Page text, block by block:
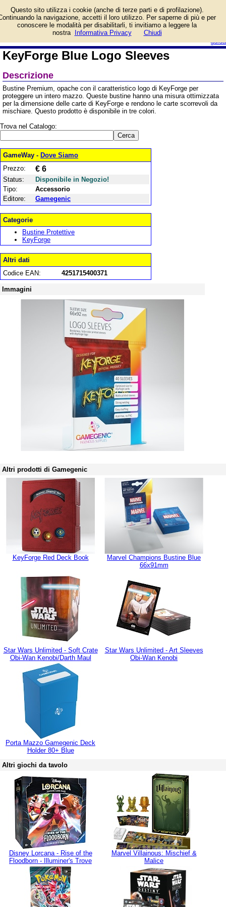
guida
Blue Logo Sleeves e
prezzo di vendita.
Prodotto da Gamegenic
KeyForge Blue Logo Sleeves
Descrizione
Bustine Premium, opache con il caratteristico logo di KeyForge per
proteggere un intero mazzo. Queste bustine hanno una misura ottimizzata
per la dimensione delle carte di KeyForge e rendono le carte scorrevoli da
mischiare. Questo prodotto è disponibile in tre colori.
Trova nel Catalogo:
GameWay - Dove Siamo
Prezzo:
€ 6
Status:
Disponibile in Negozio!
Tipo:
Accessorio
Editore:
Gamegenic
Categorie
Bustine Protettive
KeyForge
Altri dati
Codice EAN:
4251715400371
Immagini
Altri prodotti di Gamegenic
KeyForge Red Deck Book
Marvel Champions Bustine Blue
66x91mm
Star Wars Unlimited - Soft Crate
Obi-Wan Kenobi/Darth Maul
Star Wars Unlimited - Art Sleeves
Obi-Wan Kenobi
Porta Mazzo Gamegenic Deck
Holder 80+ Blue
Altri giochi da tavolo
Disney Lorcana - Rise of the
Floodborn - Illuminer's Trove
Marvel Villainous: Mischief &
Malice
Questo sito utilizza i cookie (anche di terze parti e di profilazione).
la navigazione, accetti il loro utilizzo. Per saperne di più e per
conoscere le modalità per disabilitarli, ti invitiamo a leggere la
nostra
Informativa Privacy Chiudi